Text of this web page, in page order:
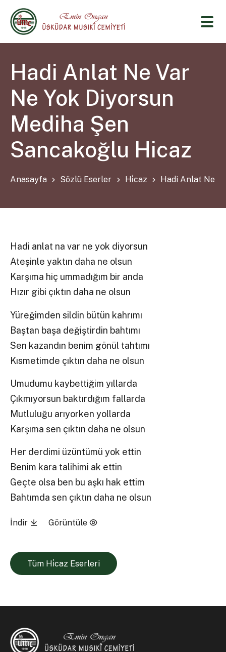
Hadi Anlat Ne Var
Ne Yok Diyorsun
Mediha Şen
Sancakoğlu Hicaz
Anasayfa Sözlü Eserler Hi̇caz Hadi Anlat Ne
Hadi anlat na var ne yok diyorsun
Ateşinle yaktın daha ne olsun
Karşıma hiç ummadığım bir anda
Hızır gibi çıktın daha ne olsun
Yüreğimden sildin bütün kahrımı
Baştan başa değiştirdin bahtımı
Sen kazandın benim gönül tahtımı
Kısmetimde çıktın daha ne olsun
Umudumu kaybettiğim yıllarda
Çıkmıyorsun baktırdığım fallarda
Mutluluğu arıyorken yollarda
Karşıma sen çıktın daha ne olsun
Her derdimi üzüntümü yok ettin
Benim kara talihimi ak ettin
Geçte olsa ben bu aşkı hak ettim
Bahtımda sen çıktın daha ne olsun
İndir Görüntüle
Tüm Hi̇caz Eserleri